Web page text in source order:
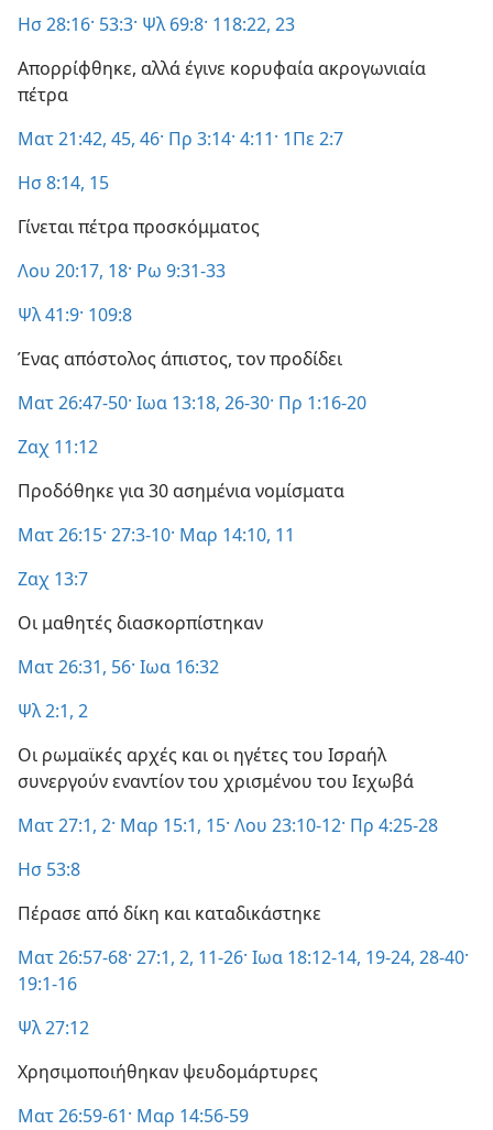
Ησ 28:16· 53:3· Ψλ 69:8· 118:22, 23
Απορρίφθηκε, αλλά έγινε κορυφαία ακρογωνιαία
πέτρα
Ματ 21:42, 45, 46· Πρ 3:14· 4:11· 1Πε 2:7
Ησ 8:14, 15
Γίνεται πέτρα προσκόμματος
Λου 20:17, 18· Ρω 9:31-33
Ψλ 41:9· 109:8
Ένας απόστολος άπιστος, τον προδίδει
Ματ 26:47-50· Ιωα 13:18, 26-30· Πρ 1:16-20
Ζαχ 11:12
Προδόθηκε για 30 ασημένια νομίσματα
Ματ 26:15· 27:3-10· Μαρ 14:10, 11
Ζαχ 13:7
Οι μαθητές διασκορπίστηκαν
Ματ 26:31, 56· Ιωα 16:32
Ψλ 2:1, 2
Οι ρωμαϊκές αρχές και οι ηγέτες του Ισραήλ
συνεργούν εναντίον του χρισμένου του Ιεχωβά
Ματ 27:1, 2· Μαρ 15:1, 15· Λου 23:10-12· Πρ 4:25-28
Ησ 53:8
Πέρασε από δίκη και καταδικάστηκε
Ματ 26:57-68· 27:1, 2, 11-26· Ιωα 18:12-14, 19-24, 28-40·
19:1-16
Ψλ 27:12
Χρησιμοποιήθηκαν ψευδομάρτυρες
Ματ 26:59-61· Μαρ 14:56-59